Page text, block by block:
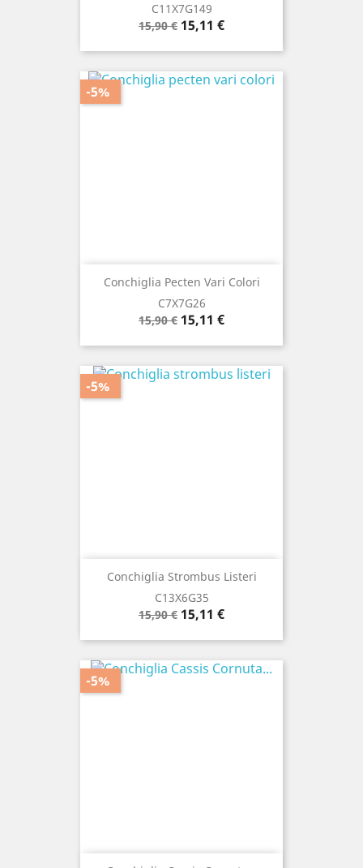
C11X7G149
Prezzo
15,90 € Prezzo
15,11 €
Conchiglia Pecten Vari Colori
C7X7G26
Prezzo
15,90 € Prezzo
15,11 €
-5%
Conchiglia Strombus Listeri
C13X6G35
Prezzo
15,90 € Prezzo
15,11 €
-5%
-5%